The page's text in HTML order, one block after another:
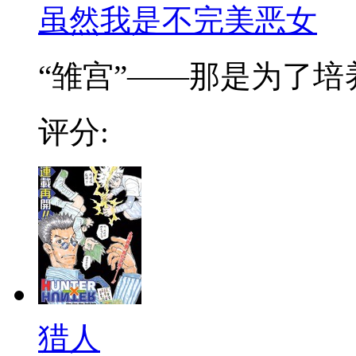
虽然我是不完美恶女
“雏宫”——那是为了培
评分:
猎人